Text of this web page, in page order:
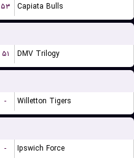
۵۳ Capiata Bulls
۵۱ DMV Trilogy
- Willetton Tigers
- Ipswich Force